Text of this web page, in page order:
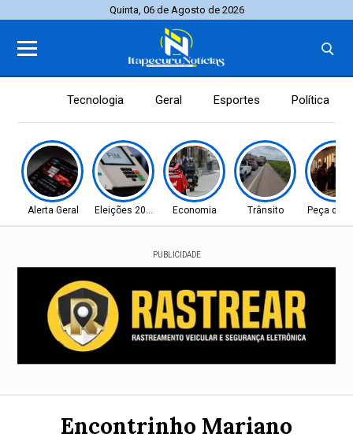
Quinta, 06 de Agosto de 2026
Tecnologia Geral Esportes Política
Alerta Geral Eleições 2026 Economia Trânsito Peça de
PUBLICIDADE
Encontrinho Mariano